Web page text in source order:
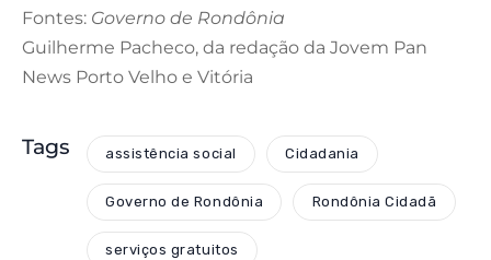
Fontes: Governo de Rondônia
Guilherme Pacheco, da redação da Jovem Pan
News Porto Velho e Vitória
Tags assistência social Cidadania
Governo de Rondônia Rondônia Cidadã
serviços gratuitos